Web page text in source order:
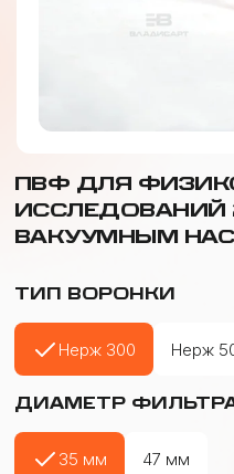
ПВФ ДЛЯ
ИССЛЕДОВАНИЙ
ВАКУУМНЫМ
ТИП ВОРОНКИ
Нерж 300 Нерж
ДИАМЕТР
35 мм 47 мм